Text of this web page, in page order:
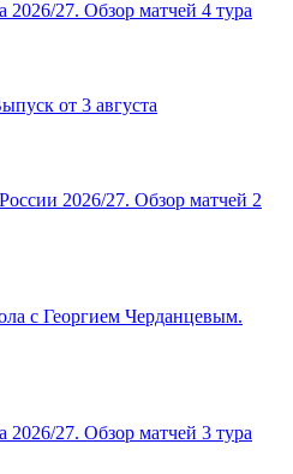
2026/27. Обзор матчей 4 тура
от 3 августа
2026/27. Обзор матчей 2
с Георгием Черданцевым.
2026/27. Обзор матчей 3 тура